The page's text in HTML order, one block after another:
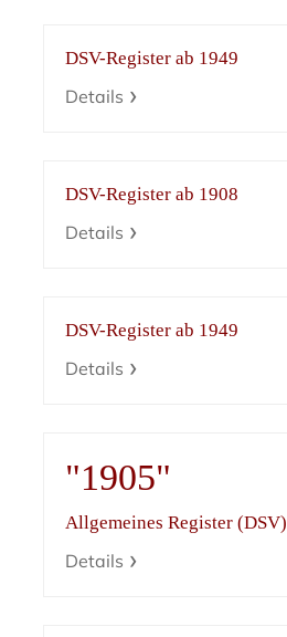
DSV-Register ab 1949
Details
DSV-Register ab 1908
Details
DSV-Register ab 1949
Details
"1905"
Allgemeines Register (DSV)
Details